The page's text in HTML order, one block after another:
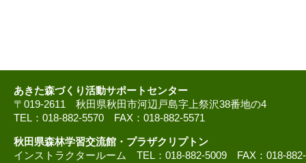
あきた森づくり活動サポートセンター
〒019-2611 秋田県秋田市河辺戸島字上祭沢38番地の4
TEL：018-882-5570 FAX：018-882-5571
秋田県森林学習交流館・プラザクリプトン
インストラクタールーム TEL：018-882-5009 FAX：018-